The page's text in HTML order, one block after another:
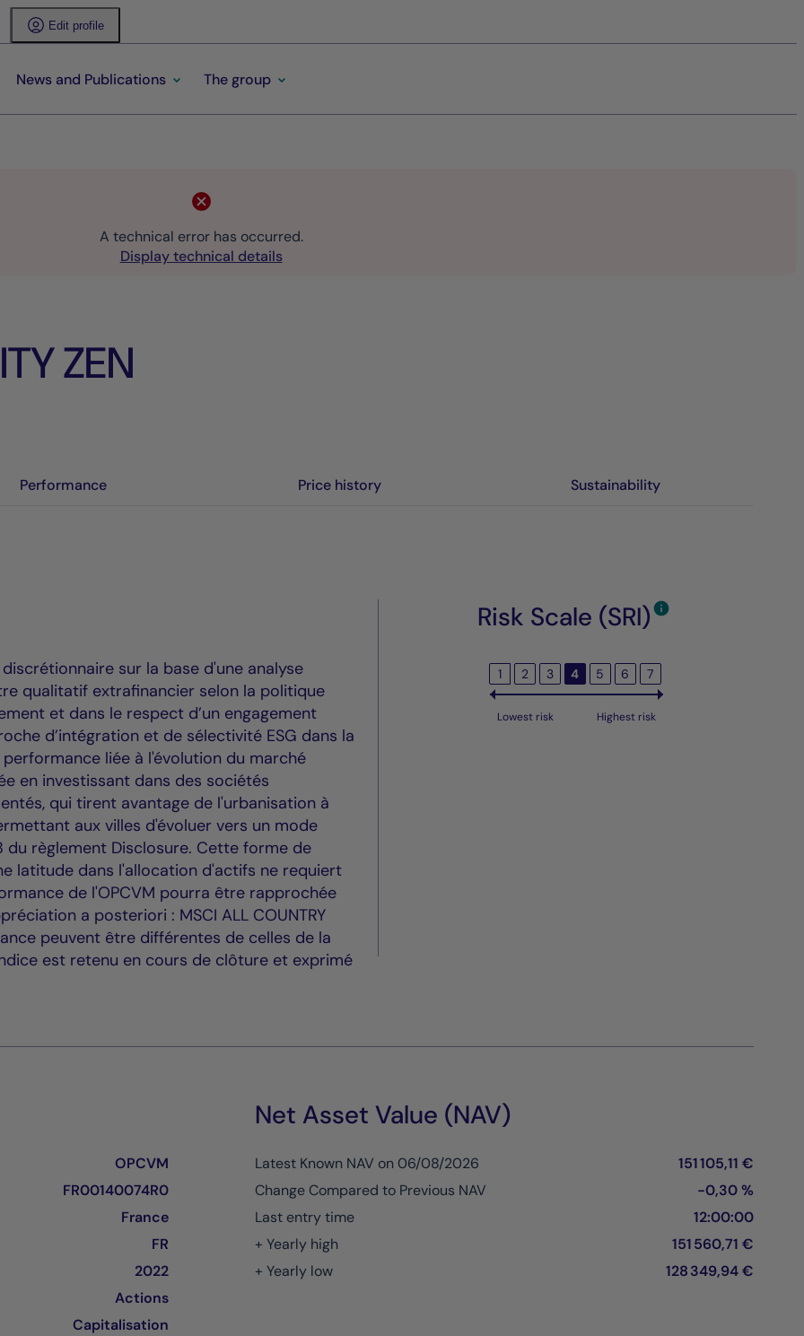
Edit profile
News and Publications The group
A technical error has occurred.
Display technical details
ZEN
Performance Price history Sustainability
sur la base d'une analyse
qualitatif extrafinancier selon la politique
et dans le respect d’un engagement
d’intégration et de sélectivité ESG dans la
liée à l'évolution du marché
en investissant dans des sociétés
qui tirent avantage de l'urbanisation à
aux villes d'évoluer vers un mode
règlement Disclosure. Cette forme de
latitude dans l'allocation d'actifs ne requiert
de l'OPCVM pourra être rapprochée
a posteriori : MSCI ALL COUNTRY
peuvent être différentes de celles de la
est retenu en cours de clôture et exprimé
Risk Scale (SRI)
1 2 3 4 5 6 7
Lowest risk Highest risk
OPCVM
FR00140074R0
France
FR
2022
Actions
Capitalisation
Net Asset Value (NAV)
Latest Known NAV on 06/08/2026
151 105,11 €
Change Compared to Previous NAV
-0,30 %
Last entry time
12:00:00
+ Yearly high
151 560,71 €
+ Yearly low
128 349,94 €